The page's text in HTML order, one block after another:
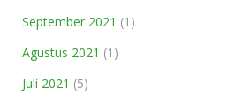
September 2021 (1)
Agustus 2021 (1)
Juli 2021 (5)